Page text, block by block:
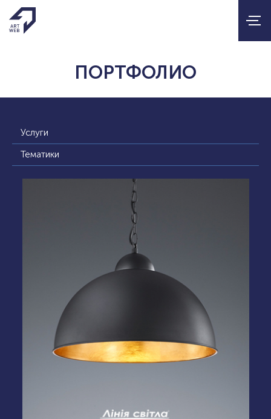
ПОРТФОЛИО
Услуги
Тематики